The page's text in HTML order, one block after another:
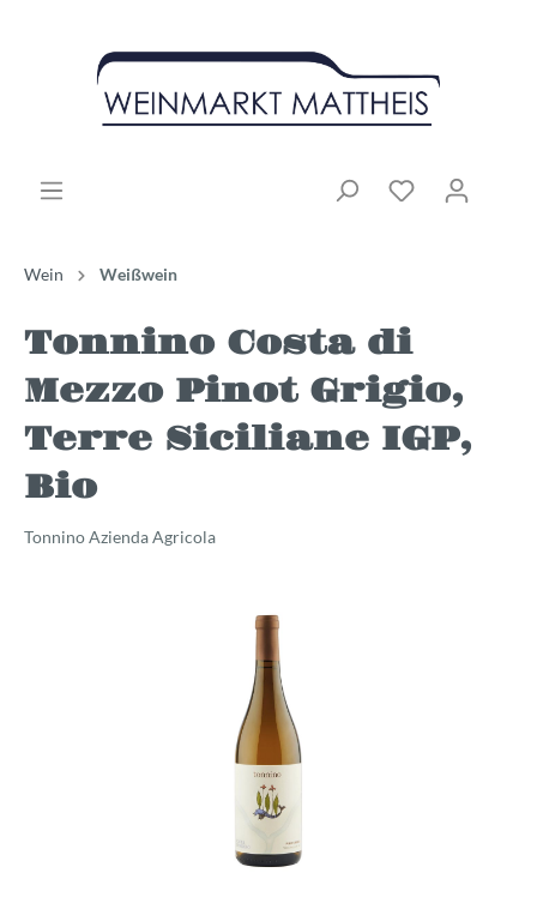
Wein Weißwein
Tonnino Costa di
Mezzo Pinot Grigio,
Terre Siciliane IGP,
Bio
Tonnino Azienda Agricola